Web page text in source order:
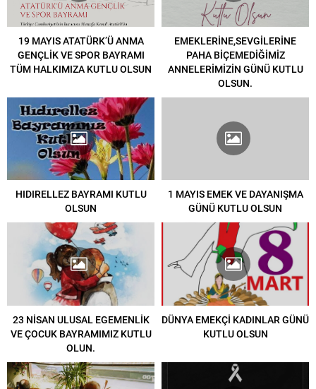
19 MAYIS ATATÜRK’Ü ANMA
GENÇLİK VE SPOR BAYRAMI
TÜM HALKIMIZA KUTLU OLSUN
EMEKLERİNE,SEVGİLERİNE
PAHA BİÇEMEDİĞİMİZ
ANNELERİMİZİN GÜNÜ KUTLU
OLSUN.
HIDIRELLEZ BAYRAMI KUTLU
OLSUN
1 MAYIS EMEK VE DAYANIŞMA
GÜNÜ KUTLU OLSUN
23 NİSAN ULUSAL EGEMENLİK
VE ÇOCUK BAYRAMIMIZ KUTLU
OLUN.
DÜNYA EMEKÇİ KADINLAR GÜNÜ
KUTLU OLSUN